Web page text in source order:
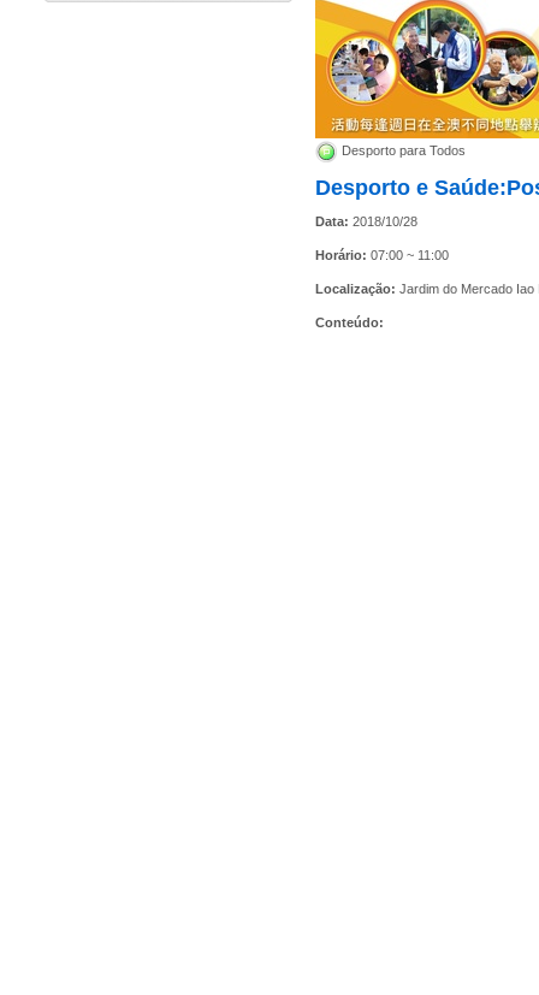
Desporto para Todos
Desporto e
Data: 2018/10/28
Horário: 07:00 ~ 11:00
Localização: Jardim do Mercado Iao
Conteúdo: